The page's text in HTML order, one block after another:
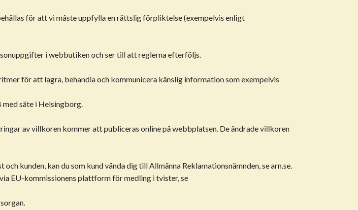
för att vi måste uppfylla en rättslig förpliktelse (exempelvis enligt
i webbutiken och ser till att reglerna efterföljs.
för att lagra, behandla och kommunicera känslig information som exempelvis
säte i Helsingborg.
av villkoren kommer att publiceras online på webbplatsen. De ändrade villkoren
kunden, kan du som kund vända dig till Allmänna Reklamationsnämnden, se arn.se.
EU-kommissionens plattform för medling i tvister, se